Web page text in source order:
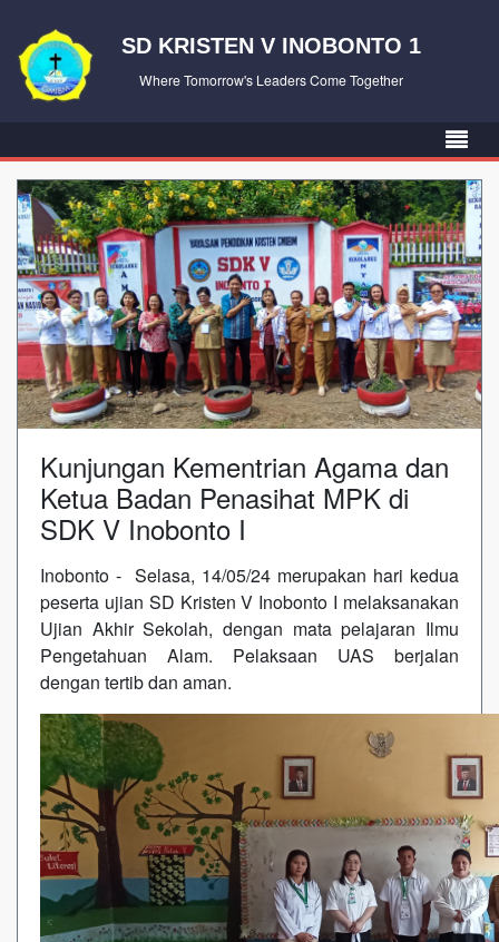
SD KRISTEN V INOBONTO 1
Where Tomorrow's Leaders Come Together
Kunjungan Kementrian Agama dan
Ketua Badan Penasihat MPK di
SDK V Inobonto I
Inobonto - Selasa, 14/05/24 merupakan hari kedua
peserta ujian SD Kristen V Inobonto I melaksanakan
Ujian Akhir Sekolah, dengan mata pelajaran Ilmu
Pengetahuan Alam. Pelaksaan UAS berjalan
dengan tertib dan aman.